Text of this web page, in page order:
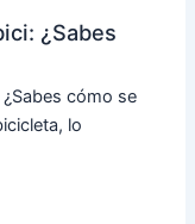
¿Sabes
cómo se
lo